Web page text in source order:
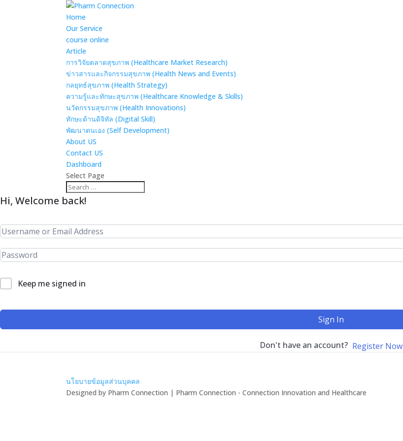
Home
Our Service
course online
Article
การวิจัยตลาดสุขภาพ (Healthcare Market Research)
ข่าวสารและกิจกรรมสุขภาพ (Health News and Events)
กลยุทธ์สุขภาพ (Health Strategy)
ความรู้และทักษะสุขภาพ (Healthcare Knowledge & Skills)
นวัตกรรมสุขภาพ (Health Innovations)
ทักษะด้านดิจิทัล (Digital Skill)
พัฒนาตนเอง (Self Development)
About US
Contact US
Dashboard
Select Page
Hi, Welcome back!
Keep me signed in
Sign In
Don't have an account? Register Now
นโยบายข้อมูลส่วนบุคคล
Designed by Pharm Connection | Pharm Connection - Connection Innovation and Healthcare